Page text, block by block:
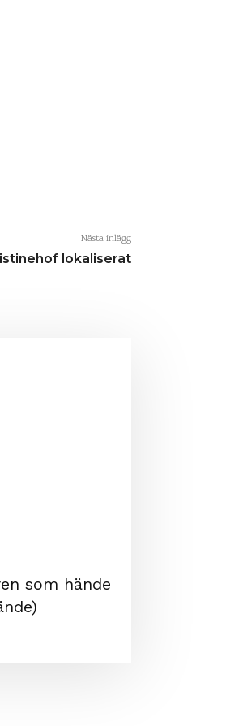
Nästa inlägg
lokaliserat
som hände